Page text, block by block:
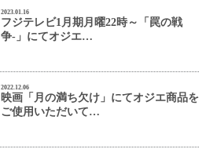
2023.01.16
フジテレビ1月期月曜22時～「罠の戦
争-」にてオジエ…
2022.12.06
映画「月の満ち欠け」にてオジエ商品を
ご使用いただいて…